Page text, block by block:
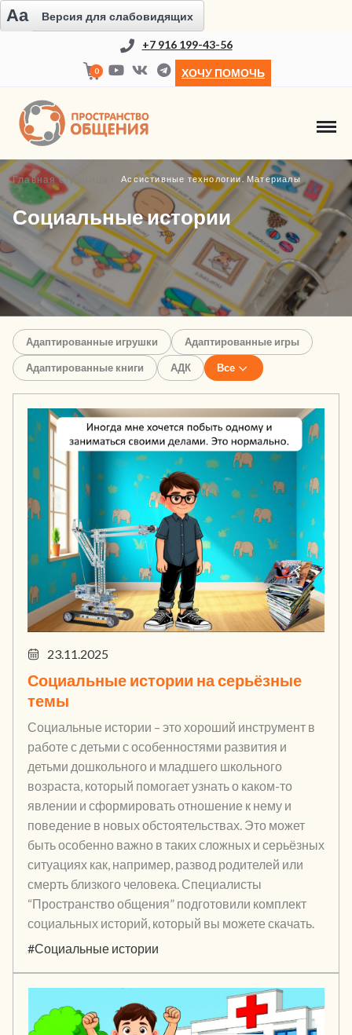
Aa Версия для слабовидящих
+7 916 199-43-56
0 ХОЧУ ПОМОЧЬ
Главная страница Ассистивные технологии. Материалы
Социальные истории
Адаптированные игрушки Адаптированные игры
Адаптированные книги АДК Все
23.11.2025
Социальные истории на серьёзные
темы
Социальные истории – это хороший инструмент в
работе с детьми с особенностями развития и
детьми дошкольного и младшего школьного
возраста, который помогает узнать о каком-то
явлении и сформировать отношение к нему и
поведение в новых обстоятельствах. Это может
быть особенно важно в таких сложных и серьёзных
ситуациях как, например, развод родителей или
смерть близкого человека. Специалисты
“Пространство общения” подготовили комплект
социальных историй, который вы можете скачать.
#Социальные истории